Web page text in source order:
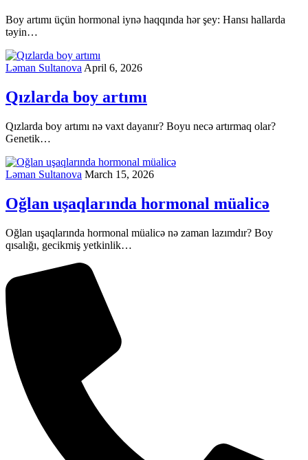
Boy artımı üçün hormonal iynə haqqında hər şey: Hansı hallarda
təyin…
Ləman Sultanova April 6, 2026
Qızlarda boy artımı
Qızlarda boy artımı nə vaxt dayanır? Boyu necə artırmaq olar?
Genetik…
Ləman Sultanova March 15, 2026
Oğlan uşaqlarında hormonal müalicə
Oğlan uşaqlarında hormonal müalicə nə zaman lazımdır? Boy
qısalığı, gecikmiş yetkinlik…